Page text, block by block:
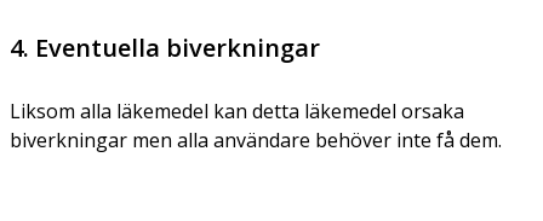
4. Eventuella biverkningar
Liksom alla läkemedel kan detta läkemedel orsaka
biverkningar men alla användare behöver inte få dem.